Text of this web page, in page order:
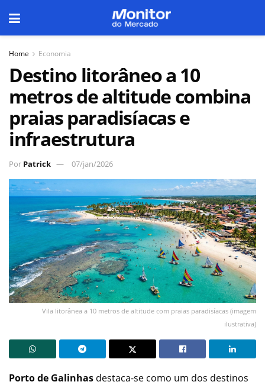
Home Economia
Destino litorâneo a 10
metros de altitude combina
praias paradisíacas e
infraestrutura
Por Patrick 07/jan/2026
Vila litorânea a 10 metros de altitude com praias paradisíacas (imagem
ilustrativa)
Porto de Galinhas destaca-se como um dos destinos